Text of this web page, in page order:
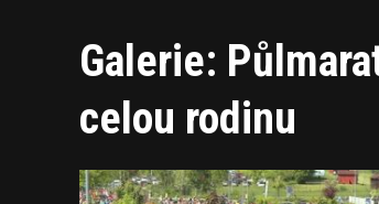
Galerie:
celou rodinu